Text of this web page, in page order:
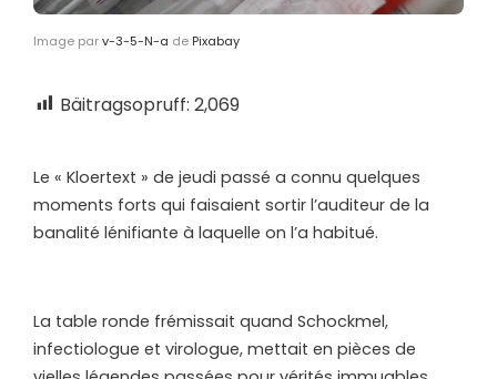
Image parv-3-5-N-a de Pixabay
Bäitragsopruff: 2,069
Le « Kloertext » de jeudi passé a connu quelques
moments forts qui faisaient sortir l’auditeur de la
banalité lénifiante à laquelle on l’a habitué.
La table ronde frémissait quand Schockmel,
infectiologue et virologue, mettait en pièces de